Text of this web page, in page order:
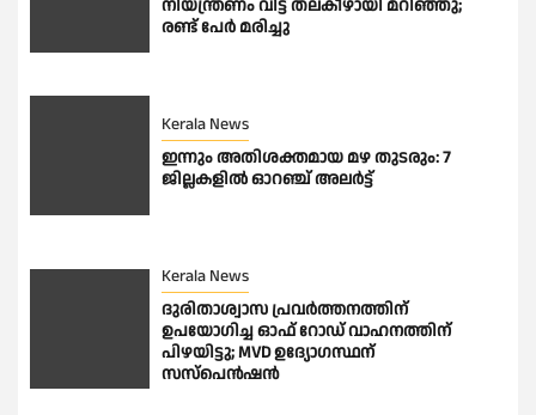
നിയന്ത്രണം വിട്ട് തലകീഴായി മറിഞ്ഞു;
രണ്ട് പേർ മരിച്ചു
Kerala News
ഇന്നും അതിശക്തമായ മഴ തുടരും: 7
ജില്ലകളിൽ ഓറഞ്ച് അലർട്ട്
Kerala News
ദുരിതാശ്വാസ പ്രവർത്തനത്തിന്
ഉപയോഗിച്ച ഓഫ് റോഡ് വാഹനത്തിന്
പിഴയിട്ടു; MVD ഉദ്യോഗസ്ഥന്
സസ്പെൻഷൻ